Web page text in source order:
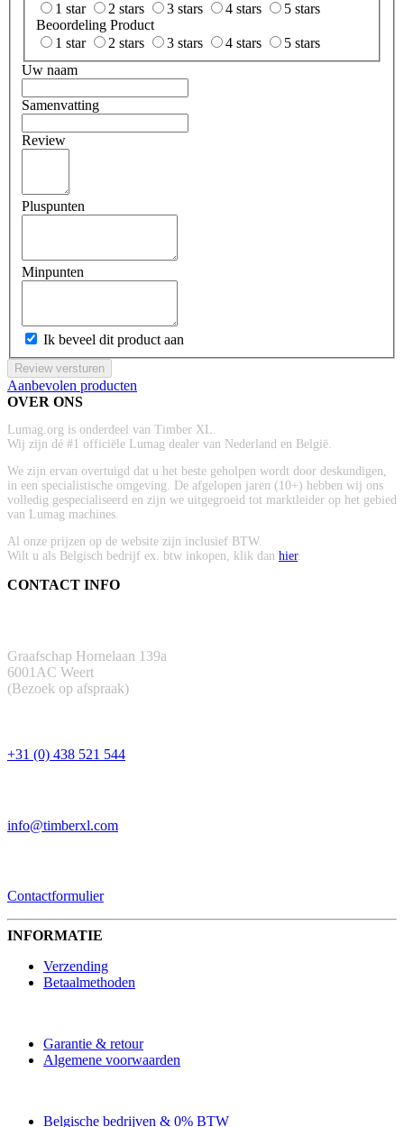
1 star
2 stars 3 stars 4 stars
5 stars
Beoordeling Product
1 star
2 stars 3 stars 4 stars
5 stars
Uw naam
Samenvatting
Review
Pluspunten
Minpunten
Ik beveel dit product aan
Review versturen
Aanbevolen producten
OVER ONS
Lumag.org is onderdeel van Timber XL.
Wij zijn dé #1 officiële Lumag dealer van Nederland en België.
We zijn ervan overtuigd dat u het beste geholpen wordt door deskundigen,
in een specialistische omgeving. De afgelopen jaren (10+) hebben wij ons
volledig gespecialiseerd en zijn we uitgegroeid tot marktleider op het gebied
van Lumag machines.
Al onze prijzen op de website zijn inclusief BTW.
Wilt u als Belgisch bedrijf ex. btw inkopen, klik dan hier.
CONTACT INFO
Graafschap Hornelaan 139a
6001AC Weert
(Bezoek op afspraak)
+31 (0) 438 521 544
info@timberxl.com
Contactformulier
INFORMATIE
Verzending
Betaalmethoden
Garantie & retour
Algemene voorwaarden
Belgische bedrijven & 0% BTW